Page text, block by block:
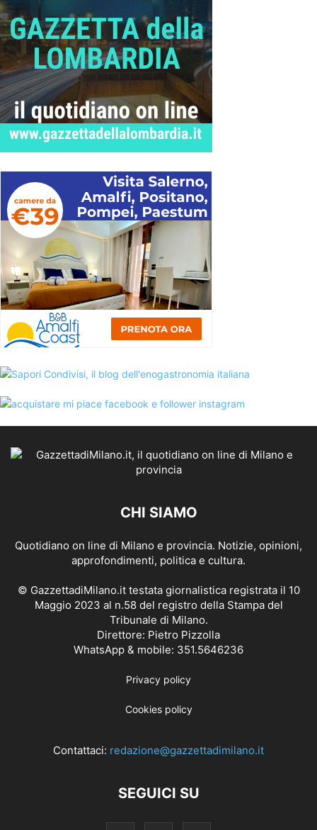
CHI SIAMO
Quotidiano on line di Milano e provincia. Notizie, opinioni,
approfondimenti, politica e cultura.
© GazzettadiMilano.it testata giornalistica registrata il 10
Maggio 2023 al n.58 del registro della Stampa del
Tribunale di Milano.
Direttore: Pietro Pizzolla
WhatsApp & mobile: 351.5646236
Privacy policy
Cookies policy
Contattaci: redazione@gazzettadimilano.it
SEGUICI SU